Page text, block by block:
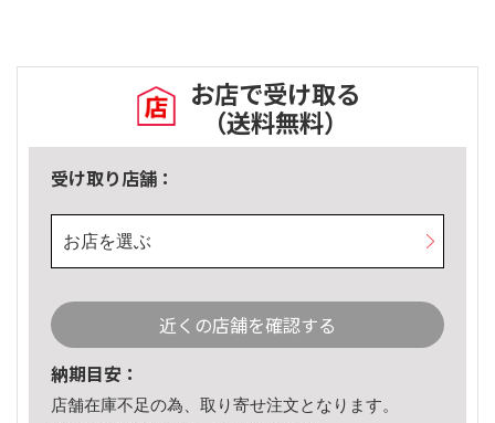
お店で受け取る
（送料無料）
受け取り店舗：
お店を選ぶ
近くの店舗を確認する
納期目安：
店舗在庫不足の為、取り寄せ注文となります。